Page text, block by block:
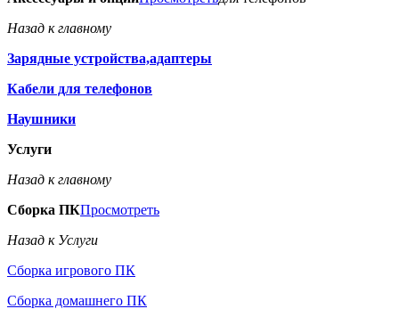
Назад к главному
Зарядные устройства,адаптеры
Кабели для телефонов
Наушники
Услуги
Назад к главному
Сборка ПКПросмотреть
Назад к Услуги
Сборка игрового ПК
Сборка домашнего ПК